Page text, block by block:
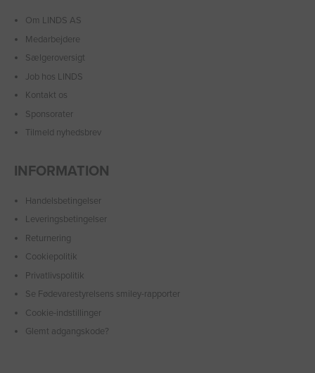
Om LINDS AS
Medarbejdere
Sælgeroversigt
Job hos LINDS
Kontakt os
Sponsorater
Tilmeld nyhedsbrev
INFORMATION
Handelsbetingelser
Leveringsbetingelser
Returnering
Cookiepolitik
Privatlivspolitik
Se Fødevarestyrelsens smiley-rapporter
Cookie-indstillinger
Glemt adgangskode?